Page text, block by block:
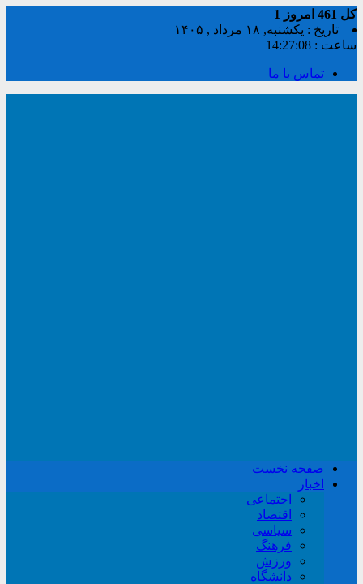
کل امروز
1
تاریخ : یکشنبه, ۱۸ مرداد , ۱۴۰۵
ساعت : 14:27:08
تماس با ما
صفحه نخست
اخبار
اجتماعی
اقتصاد
سیاسی
فرهنگ
ورزش
دانشگاه